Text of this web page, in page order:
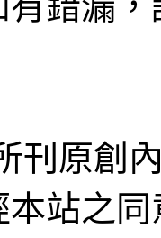
刊原創
站之